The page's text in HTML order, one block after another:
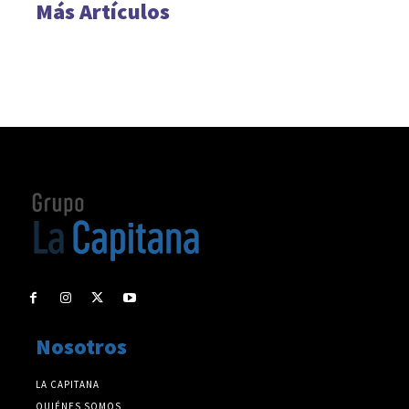
Más Artículos
Nosotros
LA CAPITANA